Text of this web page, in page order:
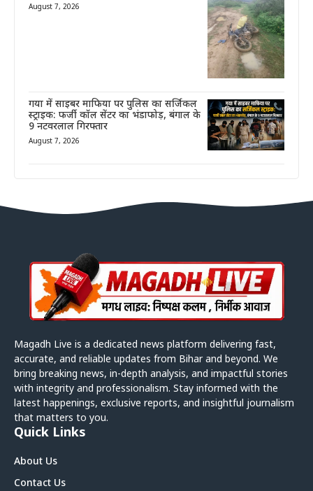
August 7, 2026
गया में साइबर माफिया पर पुलिस का सर्जिकल
स्ट्राइक: फर्जी कॉल सेंटर का भंडाफोड़, बंगाल के
9 नटवरलाल गिरफ्तार
August 7, 2026
Magadh Live is a dedicated news platform delivering fast,
accurate, and reliable updates from Bihar and beyond. We
bring breaking news, in-depth analysis, and impactful stories
with integrity and professionalism. Stay informed with the
latest happenings, exclusive reports, and insightful journalism
that matters to you.
Quick Links
About Us
Contact Us